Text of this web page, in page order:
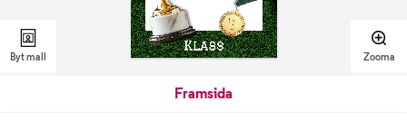
Byt mall Zooma
Framsida